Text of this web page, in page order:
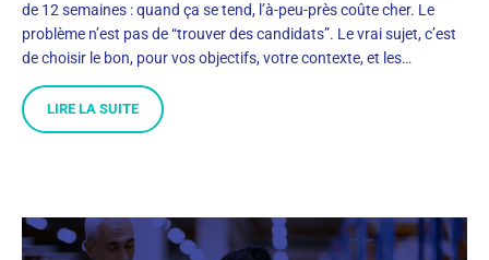
de 12 semaines : quand ça se tend, l’à-peu-près coûte cher. Le
problème n’est pas de “trouver des candidats”. Le vrai sujet, c’est
de choisir le bon, pour vos objectifs, votre contexte, et les…
LIRE LA SUITE